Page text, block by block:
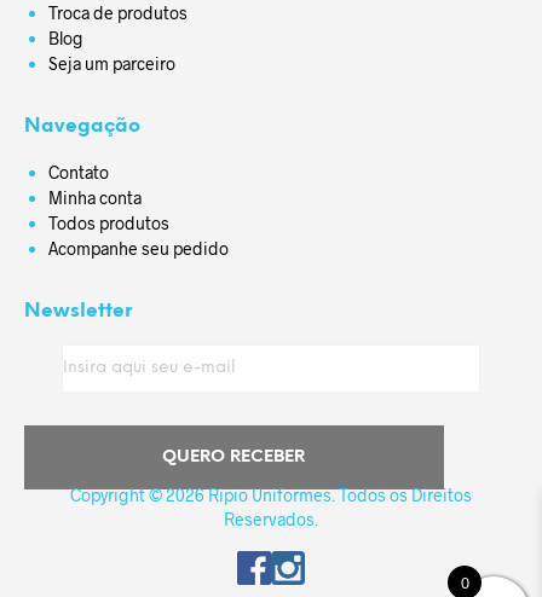
Troca de produtos
Blog
Seja um parceiro
Navegação
Contato
Minha conta
Todos produtos
Acompanhe seu pedido
Newsletter
Copyright © 2026 Ripio Uniformes. Todos os Direitos
Reservados.
0